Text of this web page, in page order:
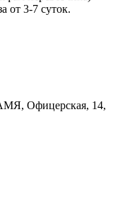
от 3-7 суток.
Офицерская, 14,